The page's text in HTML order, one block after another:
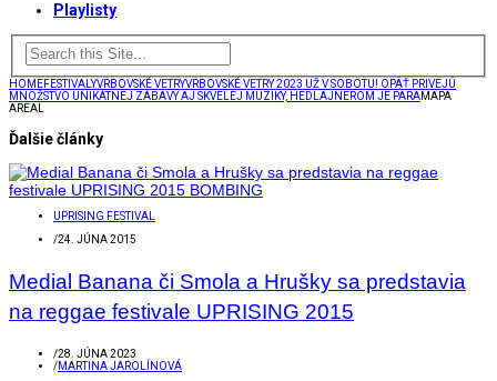
Playlisty
HOMEFESTIVALYVRBOVSKÉ VETRYVRBOVSKÉ VETRY 2023 UŽ V SOBOTU! OPÄŤ PRIVEJÚ
MNOŽSTVO UNIKÁTNEJ ZÁBAVY AJ SKVELEJ MUZIKY, HEDLAJNEROM JE PARAMAPA
AREAL
Ďalšie články
UPRISING FESTIVAL
/24. JÚNA 2015
Medial Banana či Smola a Hrušky sa predstavia
na reggae festivale UPRISING 2015
/28. JÚNA 2023
/MARTINA JAROLÍNOVÁ